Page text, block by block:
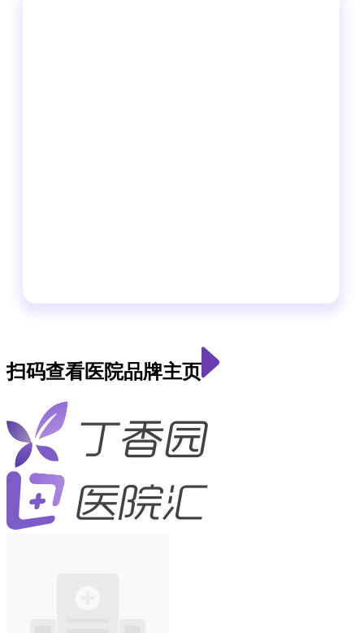
扫码查看医院品牌主页